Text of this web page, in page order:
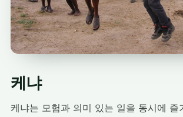
케냐
케냐는 모험과 의미 있는 일을 동시에 즐